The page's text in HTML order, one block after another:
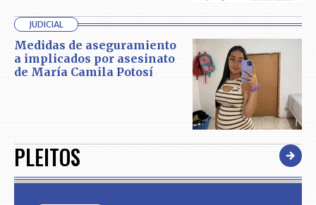
JUDICIAL
Medidas de aseguramiento
a implicados por asesinato
de María Camila Potosí
PLEITOS